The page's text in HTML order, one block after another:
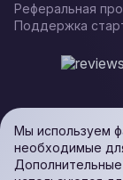
Реферальная
Поддержка
Мы используем
необходимые